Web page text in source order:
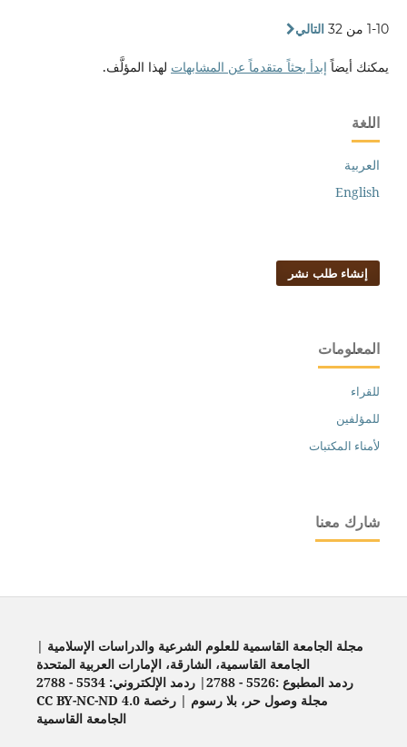
1-10 من 32 التالي
يمكنك أيضاً إبدأ بحثاً متقدماً عن المشابهات لهذا المؤلَّف.
اللغة
العربية
English
إنشاء طلب نشر
المعلومات
للقراء
للمؤلفين
لأمناء المكتبات
شارك معنا
مجلة الجامعة القاسمية للعلوم الشرعية والدراسات الإسلامية |
الجامعة القاسمية، الشارقة، الإمارات العربية المتحدة
ردمد المطبوع :5526 - 2788| ردمد الإلكتروني: 5534 - 2788
مجلة وصول حر، بلا رسوم | رخصة CC BY-NC-ND 4.0
الجامعة القاسمية